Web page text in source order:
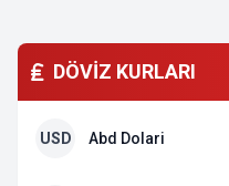
DÖVİZ KURLARI
USD Abd Dolari